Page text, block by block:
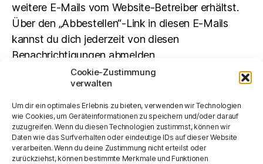
Cookie-Zustimmung
verwalten
Um dir ein optimales Erlebnis zu bieten, verwenden wir Technologien
wie Cookies, um Geräteinformationen zu speichern und/oder darauf
zuzugreifen. Wenn du diesen Technologien zustimmst, können wir
Daten wie das Surfverhalten oder eindeutige IDs auf dieser Website
verarbeiten. Wenn du deine Zustimmung nicht erteilst oder
zurückziehst, können bestimmte Merkmale und Funktionen
weitere E-Mails vom Website-Betreiber erhältst.
Über den „Abbestellen“-Link in diesen E-Mails
kannst du dich jederzeit von diesen
Benachrichtigungen abmelden.
SUCHEN